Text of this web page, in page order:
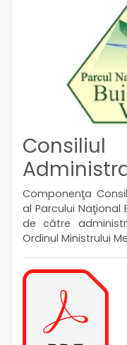
Componenţa
al Parcului
de către
Ordinul Ministrului